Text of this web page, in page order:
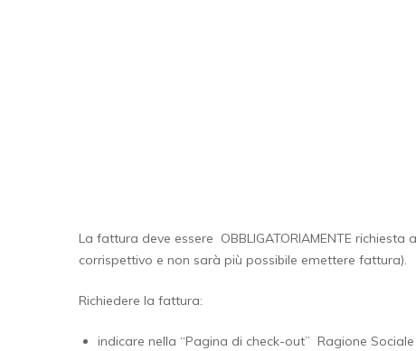
La fattura deve essere OBBLIGATORIAMENTE
corrispettivo e non sarà più possibile emettere fattura).
Richiedere la fattura:
indicare nella “Pagina di check-out” Ragione